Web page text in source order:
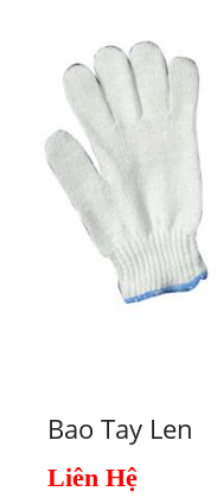
Bao Tay Len
Liên Hệ